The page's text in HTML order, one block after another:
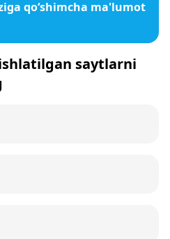
qo‘shimcha ma'lumot
saytlarni